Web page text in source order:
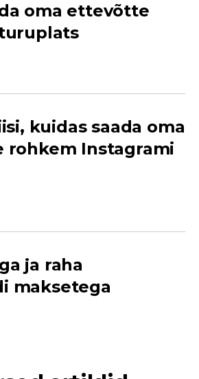
oma ettevõtte
kuidas saada oma
Instagrami
ja raha
maksetega